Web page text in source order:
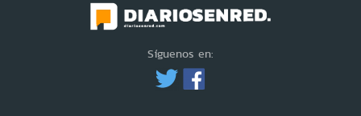
Síguenos en: